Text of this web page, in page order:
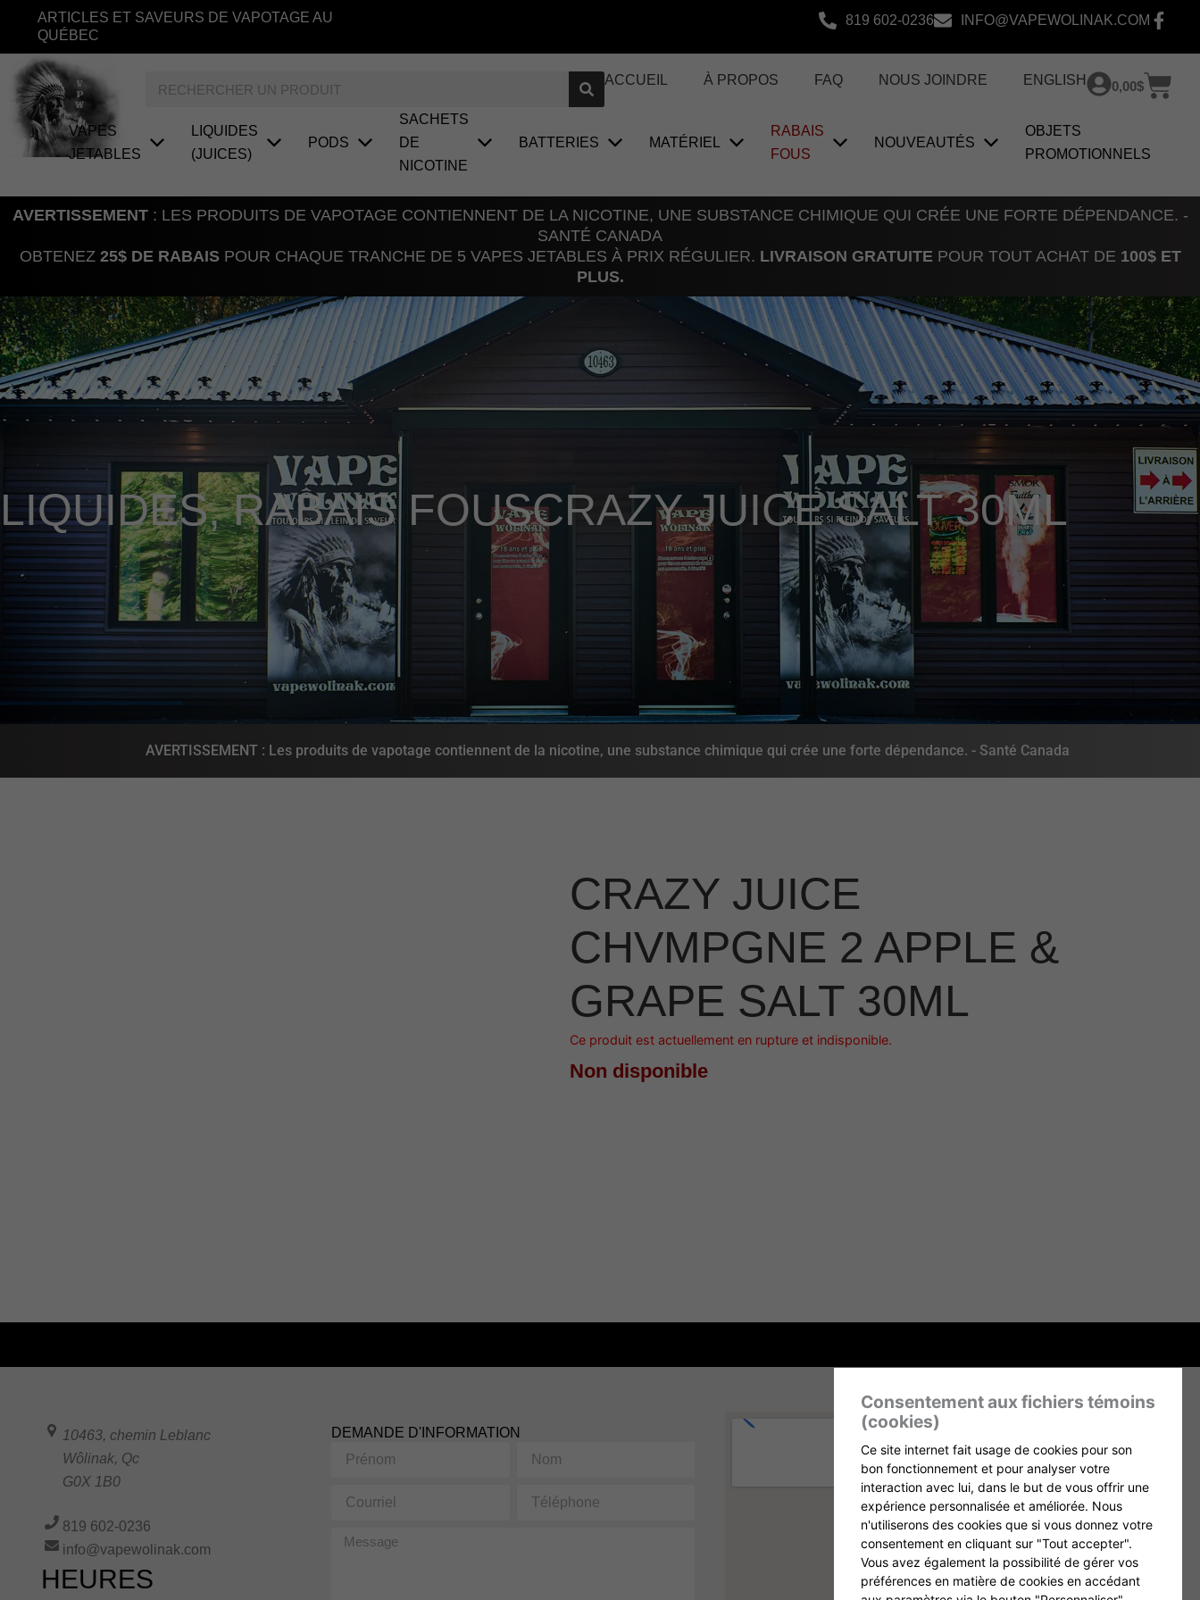
contenu
ARTICLES ET SAVEURS DE VAPOTAGE AU
QUÉBEC
819 602-0236 INFO@VAPEWOLINAK.COM
ACCUEIL À PROPOS FAQ NOUS JOINDRE ENGLISH 0,00$
VAPES
JETABLES
LIQUIDES
(JUICES)
PODS
SACHETS
DE
NICOTINE
BATTERIES MATÉRIEL
RABAIS
FOUS
NOUVEAUTÉS
OBJETS
PROMOTIONNELS
AVERTISSEMENT: LES PRODUITS DE VAPOTAGE CONTIENNENT DE LA NICOTINE, UNE SUBSTANCE CHIMIQUE QUI CRÉE UNE FORTE DÉPENDANCE. -
SANTÉ CANADA
OBTENEZ 25$ DE RABAISPOUR CHAQUE TRANCHE DE 5 VAPES JETABLES À PRIX RÉGULIER. LIVRAISON GRATUITEPOUR TOUT ACHAT DE 100$ ET
PLUS.
LIQUIDES,RABAIS FOUSCRAZY JUICE SALT 30ML
AVERTISSEMENT : Les produits de vapotage contiennent de la nicotine, une substance chimique qui crée une forte dépendance. - Santé Canada
CRAZY JUICE
CHVMPGNE 2 APPLE &
GRAPE SALT 30ML
Ce produit est actuellement en rupture et indisponible.
Non disponible
10463, chemin Leblanc
Wôlinak, Qc
G0X 1B0
819 602-0236
info@vapewolinak.com
HEURES
DEMANDE D'INFORMATION
Prénom
Téléphone
Message
Consentement aux fichiers témoins
(cookies)
Ce site internet fait usage de cookies pour son
bon fonctionnement et pour analyser votre
interaction avec lui, dans le but de vous offrir une
expérience personnalisée et améliorée. Nous
n'utiliserons des cookies que si vous donnez votre
consentement en cliquant sur "Tout accepter".
Vous avez également la possibilité de gérer vos
préférences en matière de cookies en accédant